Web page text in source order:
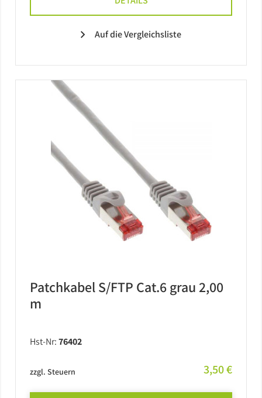
Auf die Vergleichsliste
Patchkabel S/FTP Cat.6 grau 2,00
m
Hst-Nr:76402
zzgl. Steuern 3,50 €